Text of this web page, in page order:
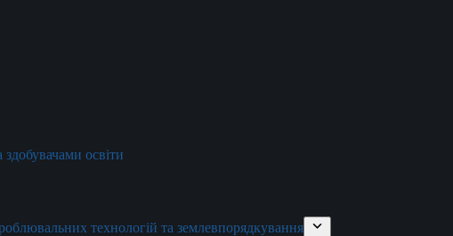
здобувачами освіти
технологій та землевпорядкування